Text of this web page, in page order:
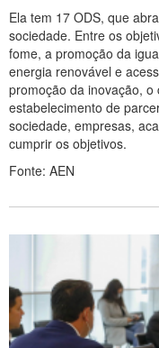
Ela tem 17 ODS, que
sociedade. Entre os
fome, a promoção da
energia renovável e
promoção da inovação,
estabelecimento de
sociedade, empresas,
cumprir os objetivos.
Fonte: AEN